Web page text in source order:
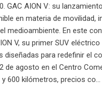
GAC AION V: su
en materia de movilidad,
medioambiente. En este
V, su primer SUV
diseñadas para redefinir el
de agosto en el Centro
600 kilómetros, precios co...